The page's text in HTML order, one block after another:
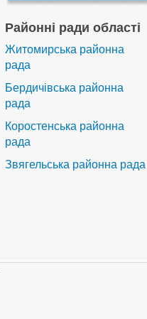
Районні ради області
Житомирська районна
рада
Бердичівська районна
рада
Коростенська районна
рада
Звягельська районна рада